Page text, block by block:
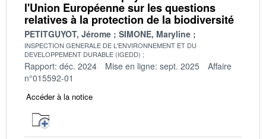
l'Union Européenne sur les questions
relatives à la protection de la biodiversité
PETITGUYOT, Jérome SIMONE, Maryline
INSPECTION GENERALE DE L'ENVIRONNEMENT ET DU
DEVELOPPEMENT DURABLE (IGEDD)
Rapport: déc. 2024 Mise en ligne: sept. 2025
Affaire
n°015592-01
Accéder à la notice